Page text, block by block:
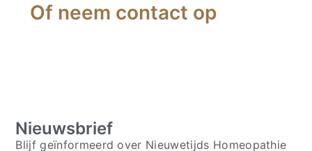
Of neem contact op
Nieuwsbrief
Blijf geïnformeerd over Nieuwetijds Homeopathie